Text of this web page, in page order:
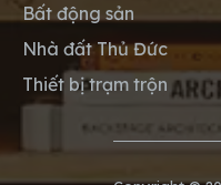
Bất động sản
Nhà đất Thủ Đức
Thiết bị trạm trộn